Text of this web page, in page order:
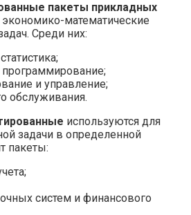
пакеты прикладных
математические
Среди них:
программирование;
и управление;
обслуживания.
используются для
задачи в определенной
пакеты:
систем и финансового